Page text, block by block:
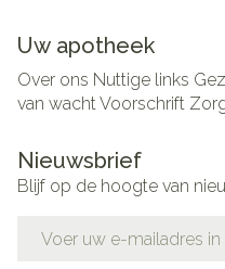
Uw apotheek
Over ons Nuttige links
van wachtVoorschrift
Nieuwsbrief
Blijf op de hoogte van